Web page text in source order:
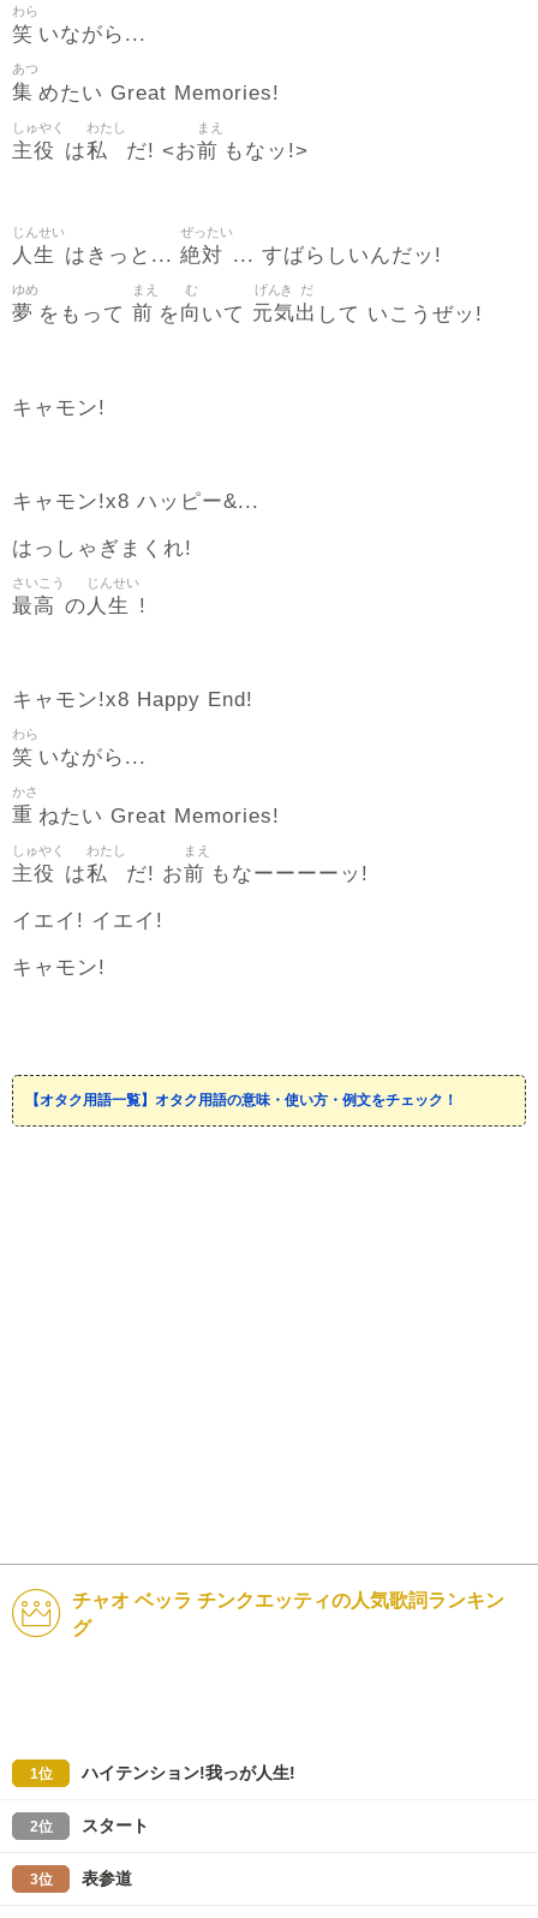
笑
わら
いながら...
集
あつ
めたい Great Memories!
主役
しゅやく
は私
わたし
だ! <お前
まえ
もなッ!>
人生
じんせい
はきっと... 絶対
ぜったい
... すばらしいんだッ!
夢
ゆめ
をもって 前
まえ
を向
む
いて 元気
げんき
出
だ
して いこうぜッ!
キャモン!
キャモン!x8 ハッピー&...
はっしゃぎまくれ!
最高
さいこう
の 人生
じんせい
!
キャモン!x8 Happy End!
笑
わら
いながら...
重
かさ
ねたい Great Memories!
主役
しゅやく
は私
わたし
だ! お前
まえ
もなーーーーッ!
イエイ! イエイ!
キャモン!
【オタク用語一覧】オタク用語の意味・使い方・例文をチェック！
チャオ ベッラ チンクエッティの人気歌詞ランキン
グ
1位 ハイテンション!我っが人生!
2位 スタート
3位 表参道